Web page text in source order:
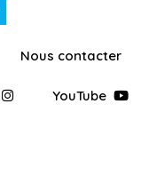
Nous contacter
YouTube